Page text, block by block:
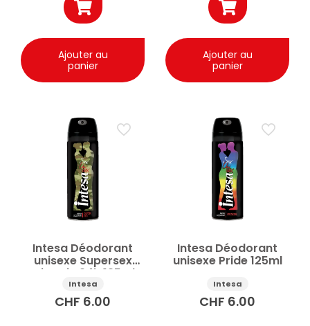
Ajouter au
panier
Ajouter au
panier
Intesa Déodorant
unisexe Supersex
Mimetic 24h 125ml
Intesa
CHF 6.00
Intesa Déodorant
unisexe Pride 125ml
Intesa
CHF 6.00